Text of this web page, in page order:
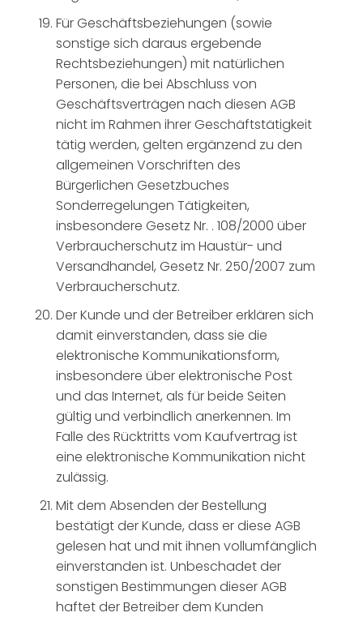
Für Geschäftsbeziehungen (sowie
sonstige sich daraus ergebende
Rechtsbeziehungen) mit natürlichen
Personen, die bei Abschluss von
Geschäftsverträgen nach diesen AGB
nicht im Rahmen ihrer Geschäftstätigkeit
tätig werden, gelten ergänzend zu den
allgemeinen Vorschriften des
Bürgerlichen Gesetzbuches
Sonderregelungen Tätigkeiten,
insbesondere Gesetz Nr. . 108/2000 über
Verbraucherschutz im Haustür- und
Versandhandel, Gesetz Nr. 250/2007 zum
Verbraucherschutz.
Der Kunde und der Betreiber erklären sich
damit einverstanden, dass sie die
elektronische Kommunikationsform,
insbesondere über elektronische Post
und das Internet, als für beide Seiten
gültig und verbindlich anerkennen. Im
Falle des Rücktritts vom Kaufvertrag ist
eine elektronische Kommunikation nicht
zulässig.
Mit dem Absenden der Bestellung
bestätigt der Kunde, dass er diese AGB
gelesen hat und mit ihnen vollumfänglich
einverstanden ist. Unbeschadet der
sonstigen Bestimmungen dieser AGB
haftet der Betreiber dem Kunden